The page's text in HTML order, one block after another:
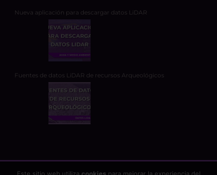
Nueva aplicación para descargar datos LiDAR
Fuentes de datos LiDAR de recursos Arqueológicos